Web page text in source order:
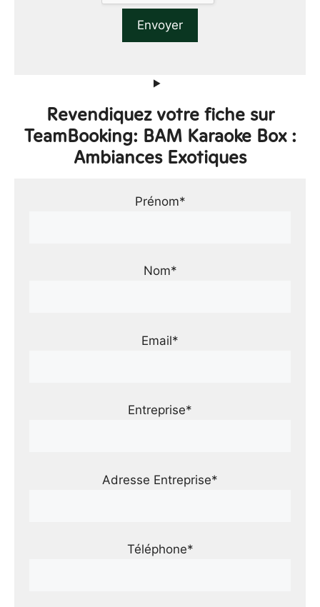
Revendiquez votre fiche sur
TeamBooking: BAM Karaoke Box :
Ambiances Exotiques
Prénom*
Nom*
Email*
Entreprise*
Adresse Entreprise*
Téléphone*